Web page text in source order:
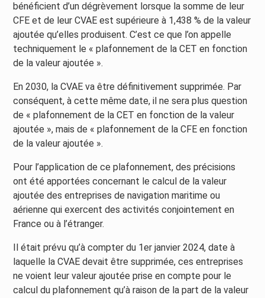
bénéficient d’un dégrèvement lorsque la somme de leur
CFE et de leur CVAE est supérieure à 1,438 % de la valeur
ajoutée qu’elles produisent. C’est ce que l’on appelle
techniquement le « plafonnement de la CET en fonction
de la valeur ajoutée ».
En 2030, la CVAE va être définitivement supprimée. Par
conséquent, à cette même date, il ne sera plus question
de « plafonnement de la CET en fonction de la valeur
ajoutée », mais de « plafonnement de la CFE en fonction
de la valeur ajoutée ».
Pour l’application de ce plafonnement, des précisions
ont été apportées concernant le calcul de la valeur
ajoutée des entreprises de navigation maritime ou
aérienne qui exercent des activités conjointement en
France ou à l’étranger.
Il était prévu qu’à compter du 1er janvier 2024, date à
laquelle la CVAE devait être supprimée, ces entreprises
ne voient leur valeur ajoutée prise en compte pour le
calcul du plafonnement qu’à raison de la part de la valeur